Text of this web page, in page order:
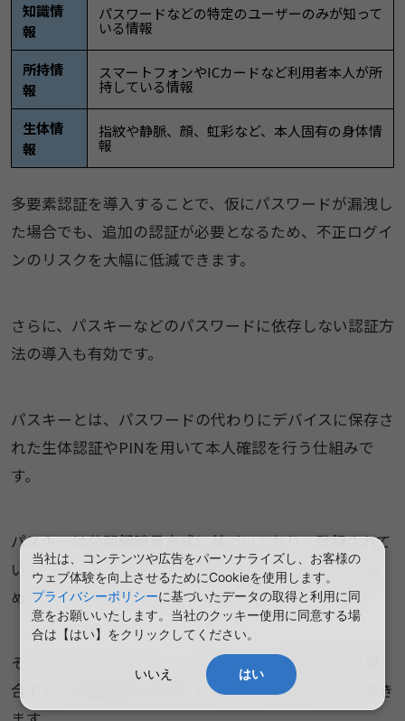
知識情
報
パスワードなどの特定のユーザーのみが知って
いる情報
所持情
報
スマートフォンやICカードなど利用者本人が所
持している情報
生体情
報
指紋や静脈、顔、虹彩など、本人固有の身体情
報
多要素認証を導入することで、仮にパスワードが漏洩し
た場合でも、追加の認証が必要となるため、不正ログイ
ンのリスクを大幅に低減できます。
さらに、パスキーなどのパスワードに依存しない認証方
法の導入も有効です。
パスキーとは、パスワードの代わりにデバイスに保存さ
れた生体認証やPINを用いて本人確認を行う仕組みで
す。
パスキーは公開鍵暗号方式に基づいており、登録されて
いないドメインからの認証要求は自動的に拒否するた
め、フィッシングサイト上では認証が成立しません。
そのため、万が一フィッシングサイトに誘導された場
合でも、認証情報が窃取されるリスクを防ぐことができ
当社は、コンテンツや広告をパーソナライズし、お客様の
ウェブ体験を向上させるためにCookieを使用します。
プライバシーポリシーに基づいたデータの取得と利用に同
意をお願いいたします。当社のクッキー使用に同意する場
合は【はい】をクリックしてください。
いいえ はい